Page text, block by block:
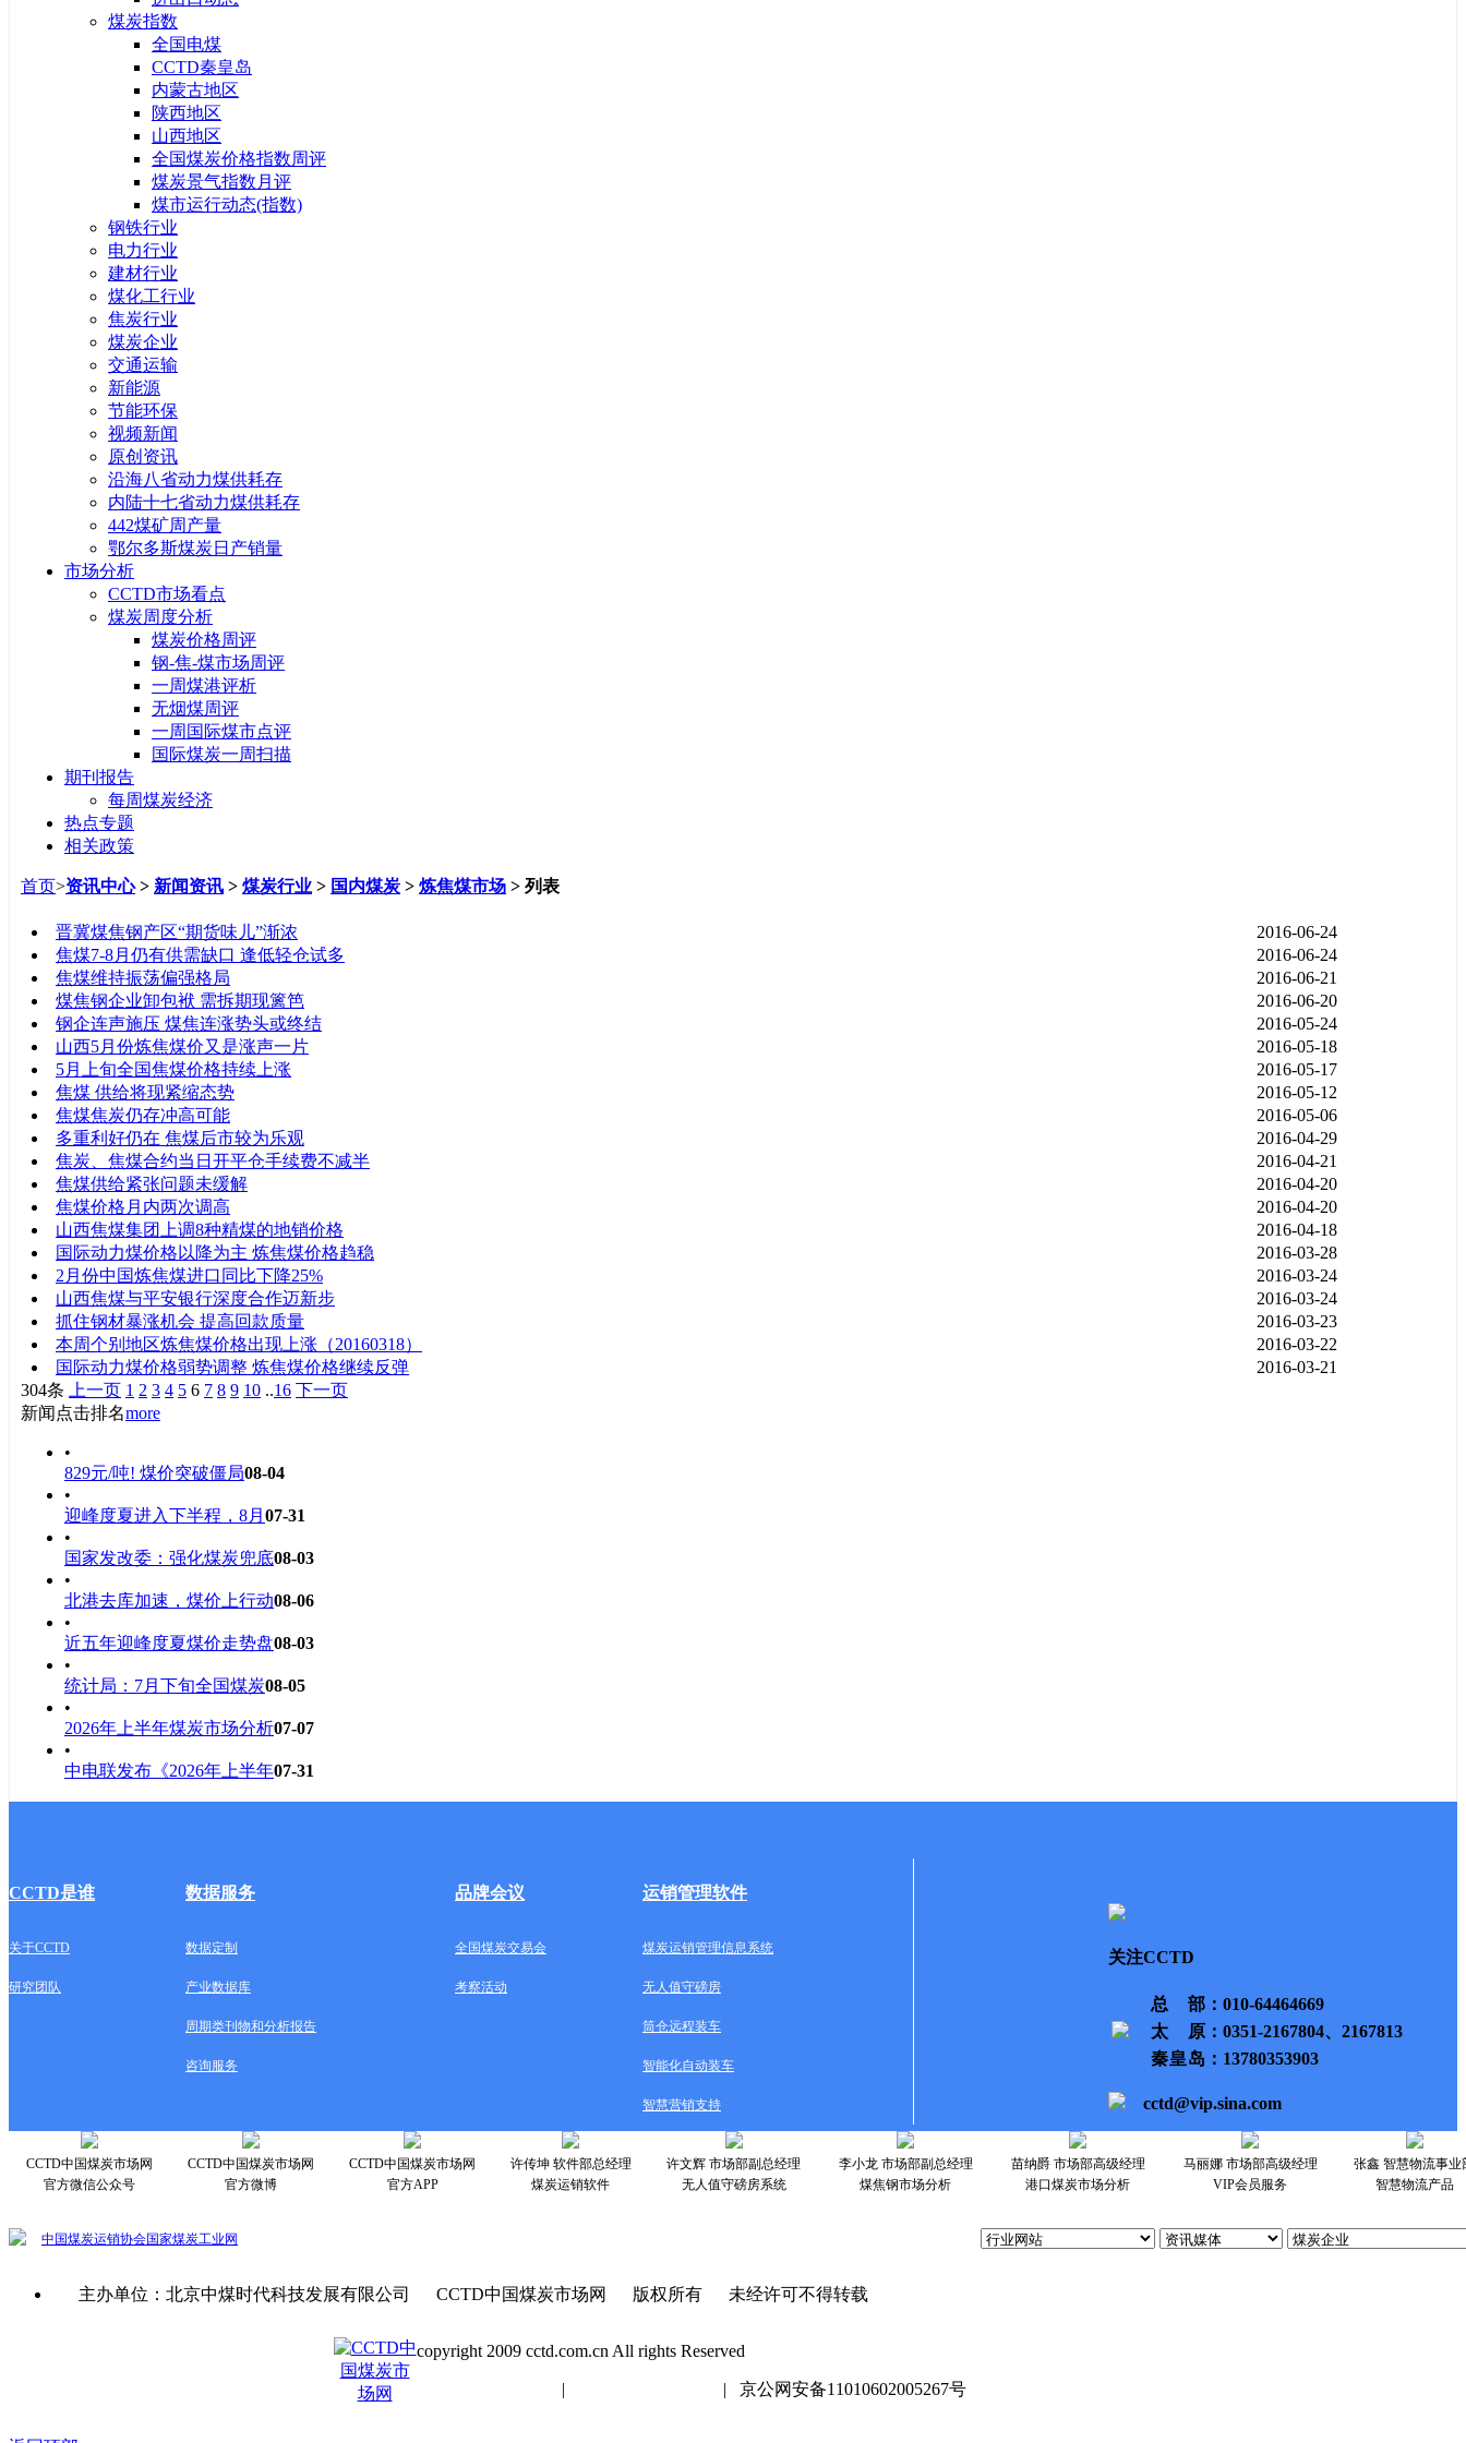
煤炭指数
全国电煤
CCTD秦皇岛
内蒙古地区
陕西地区
山西地区
全国煤炭价格指数周评
煤炭景气指数月评
煤市运行动态(指数)
钢铁行业
电力行业
建材行业
煤化工行业
焦炭行业
煤炭企业
交通运输
新能源
节能环保
视频新闻
原创资讯
沿海八省动力煤供耗存
内陆十七省动力煤供耗存
442煤矿周产量
鄂尔多斯煤炭日产销量
市场分析
CCTD市场看点
煤炭周度分析
煤炭价格周评
钢-焦-煤市场周评
一周煤港评析
无烟煤周评
一周国际煤市点评
国际煤炭一周扫描
期刊报告
每周煤炭经济
热点专题
相关政策
首页>资讯中心> 新闻资讯 > 煤炭行业 > 国内煤炭 > 炼焦煤市场 > 列表
晋冀煤焦钢产区“期货味儿”渐浓
2016-06-24
焦煤7-8月仍有供需缺口 逢低轻仓试多
2016-06-24
焦煤维持振荡偏强格局
2016-06-21
煤焦钢企业卸包袱 需拆期现篱笆
2016-06-20
钢企连声施压 煤焦连涨势头或终结
2016-05-24
山西5月份炼焦煤价又是涨声一片
2016-05-18
5月上旬全国焦煤价格持续上涨
2016-05-17
焦煤 供给将现紧缩态势
2016-05-12
焦煤焦炭仍存冲高可能
2016-05-06
多重利好仍在 焦煤后市较为乐观
2016-04-29
焦炭、焦煤合约当日开平仓手续费不减半
2016-04-21
焦煤供给紧张问题未缓解
2016-04-20
焦煤价格月内两次调高
2016-04-20
山西焦煤集团上调8种精煤的地销价格
2016-04-18
国际动力煤价格以降为主 炼焦煤价格趋稳
2016-03-28
2月份中国炼焦煤进口同比下降25%
2016-03-24
山西焦煤与平安银行深度合作迈新步
2016-03-24
抓住钢材暴涨机会 提高回款质量
2016-03-23
本周个别地区炼焦煤价格出现上涨（20160318）
2016-03-22
国际动力煤价格弱势调整 炼焦煤价格继续反弹
2016-03-21
304条
上一页 1 2 3 4 5 6 7 8 9 10 ..16 下一页
新闻点击排名more
•
829元/吨! 煤价突破僵局08-04
•
迎峰度夏进入下半程，8月 07-31
•
国家发改委：强化煤炭兜底08-03
•
北港去库加速，煤价上行动08-06
•
近五年迎峰度夏煤价走势盘08-03
•
统计局：7月下旬全国煤炭08-05
•
2026年上半年煤炭市场分析07-07
•
中电联发布《2026年上半年07-31
CCTD是谁 数据服务 品牌会议 运销管理软件
关于CCTD 数据定制 全国煤炭交易会 煤炭运销管理信息系统
研究团队 产业数据库 考察活动 无人值守磅房
周期类刊物和分析报告 筒仓远程装车
咨询服务 智能化自动装车
智慧营销支持
关注CCTD
总部 ：010-64464669
太原 ：0351-2167804、2167813
秦皇岛 ：13780353903
cctd@vip.sina.com
CCTD中国煤炭市场网
官方微信公众号
CCTD中国煤炭市场网
官方微博
CCTD中国煤炭市场网
官方APP
许传坤 软件部总经理
煤炭运销软件
许文辉 市场部副总经理
无人值守磅房系统
李小龙 市场部副总经理
煤焦钢市场分析
苗纳爵 市场部高级经理
港口煤炭市场分析
马丽娜 市场部高级经理
VIP会员服务
张鑫 智慧物流事业
智慧物流产品
中国煤炭运销协会国家煤炭工业网
主办单位：北京中煤时代科技发展有限公司 CCTD中国煤炭市场网 版权所有 未经许可不得转载
copyright 2009 cctd.com.cn All rights Reserved
| | 京公网安备11010602005267号